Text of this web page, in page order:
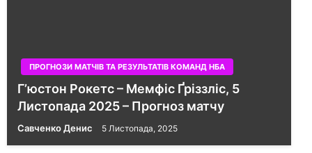
ПРОГНОЗИ МАТЧІВ ТА РЕЗУЛЬТАТІВ КОМАНД НБА
Гʼюстон Рокетс – Мемфіс Ґріззліс, 5
Листопада 2025 – Прогноз матчу
Савченко Денис 5 Листопада, 2025